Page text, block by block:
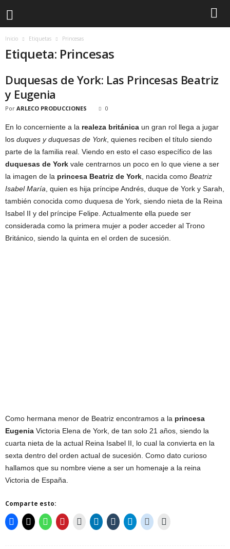
Inicio Etiquetas Princesas
Etiqueta: Princesas
Duquesas de York: Las Princesas Beatriz
y Eugenia
Por ARLECO PRODUCCIONES 0
En lo concerniente a la realeza británica un gran rol llega a jugar
los duques y duquesas de York, quienes reciben el título siendo
parte de la familia real. Viendo en esto el caso específico de las
duquesas de York vale centrarnos un poco en lo que viene a ser
la imagen de la princesa Beatriz de York , nacida como Beatriz
Isabel María , quien es hija príncipe Andrés, duque de York y Sarah,
también conocida como duquesa de York, siendo nieta de la Reina
Isabel II y del príncipe Felipe. Actualmente ella puede ser
considerada como la primera mujer a poder acceder al Trono
Británico, siendo la quinta en el orden de sucesión.
Como hermana menor de Beatriz encontramos a la princesa
Eugenia Victoria Elena de York, de tan solo 21 años, siendo la
cuarta nieta de la actual Reina Isabel II, lo cual la convierta en la
sexta dentro del orden actual de sucesión. Como dato curioso
hallamos que su nombre viene a ser un homenaje a la reina
Victoria de España.
Comparte esto: